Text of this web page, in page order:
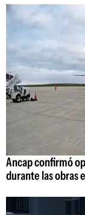
Ancap confirmó
durante las obras